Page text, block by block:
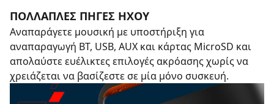
ΠΟΛΛΑΠΛΈΣ ΠΗΓΈΣ ΉΧΟΥ
Αναπαράγετε μουσική με υποστήριξη για
αναπαραγωγή BT, USB, AUX και κάρτας MicroSD και
απολαύστε ευέλικτες επιλογές ακρόασης χωρίς να
χρειάζεται να βασίζεστε σε μία μόνο συσκευή.